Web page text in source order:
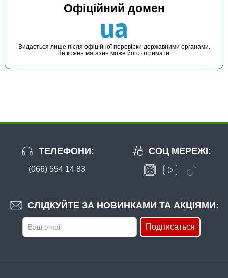
Офіційний домен
ua
Видається лише після офіційної перевірки державними органами.
Не кожен магазин може його отримати.
ТЕЛЕФОНИ:
(066) 554 14 83
СЛІДКУЙТЕ ЗА НОВИНКАМИ ТА АКЦІЯМИ:
Подписаться
СОЦ МЕРЕЖІ: